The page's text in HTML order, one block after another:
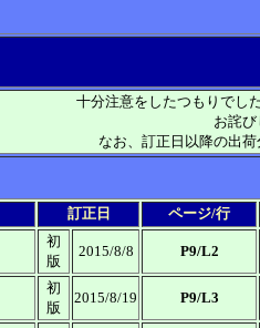
十分注意をしたつもりでし
お詫
なお、訂正日以降の出
訂正日 ページ/行
初
版
2015/8/8 P9/L2
初
版
2015/8/19 P9/L3